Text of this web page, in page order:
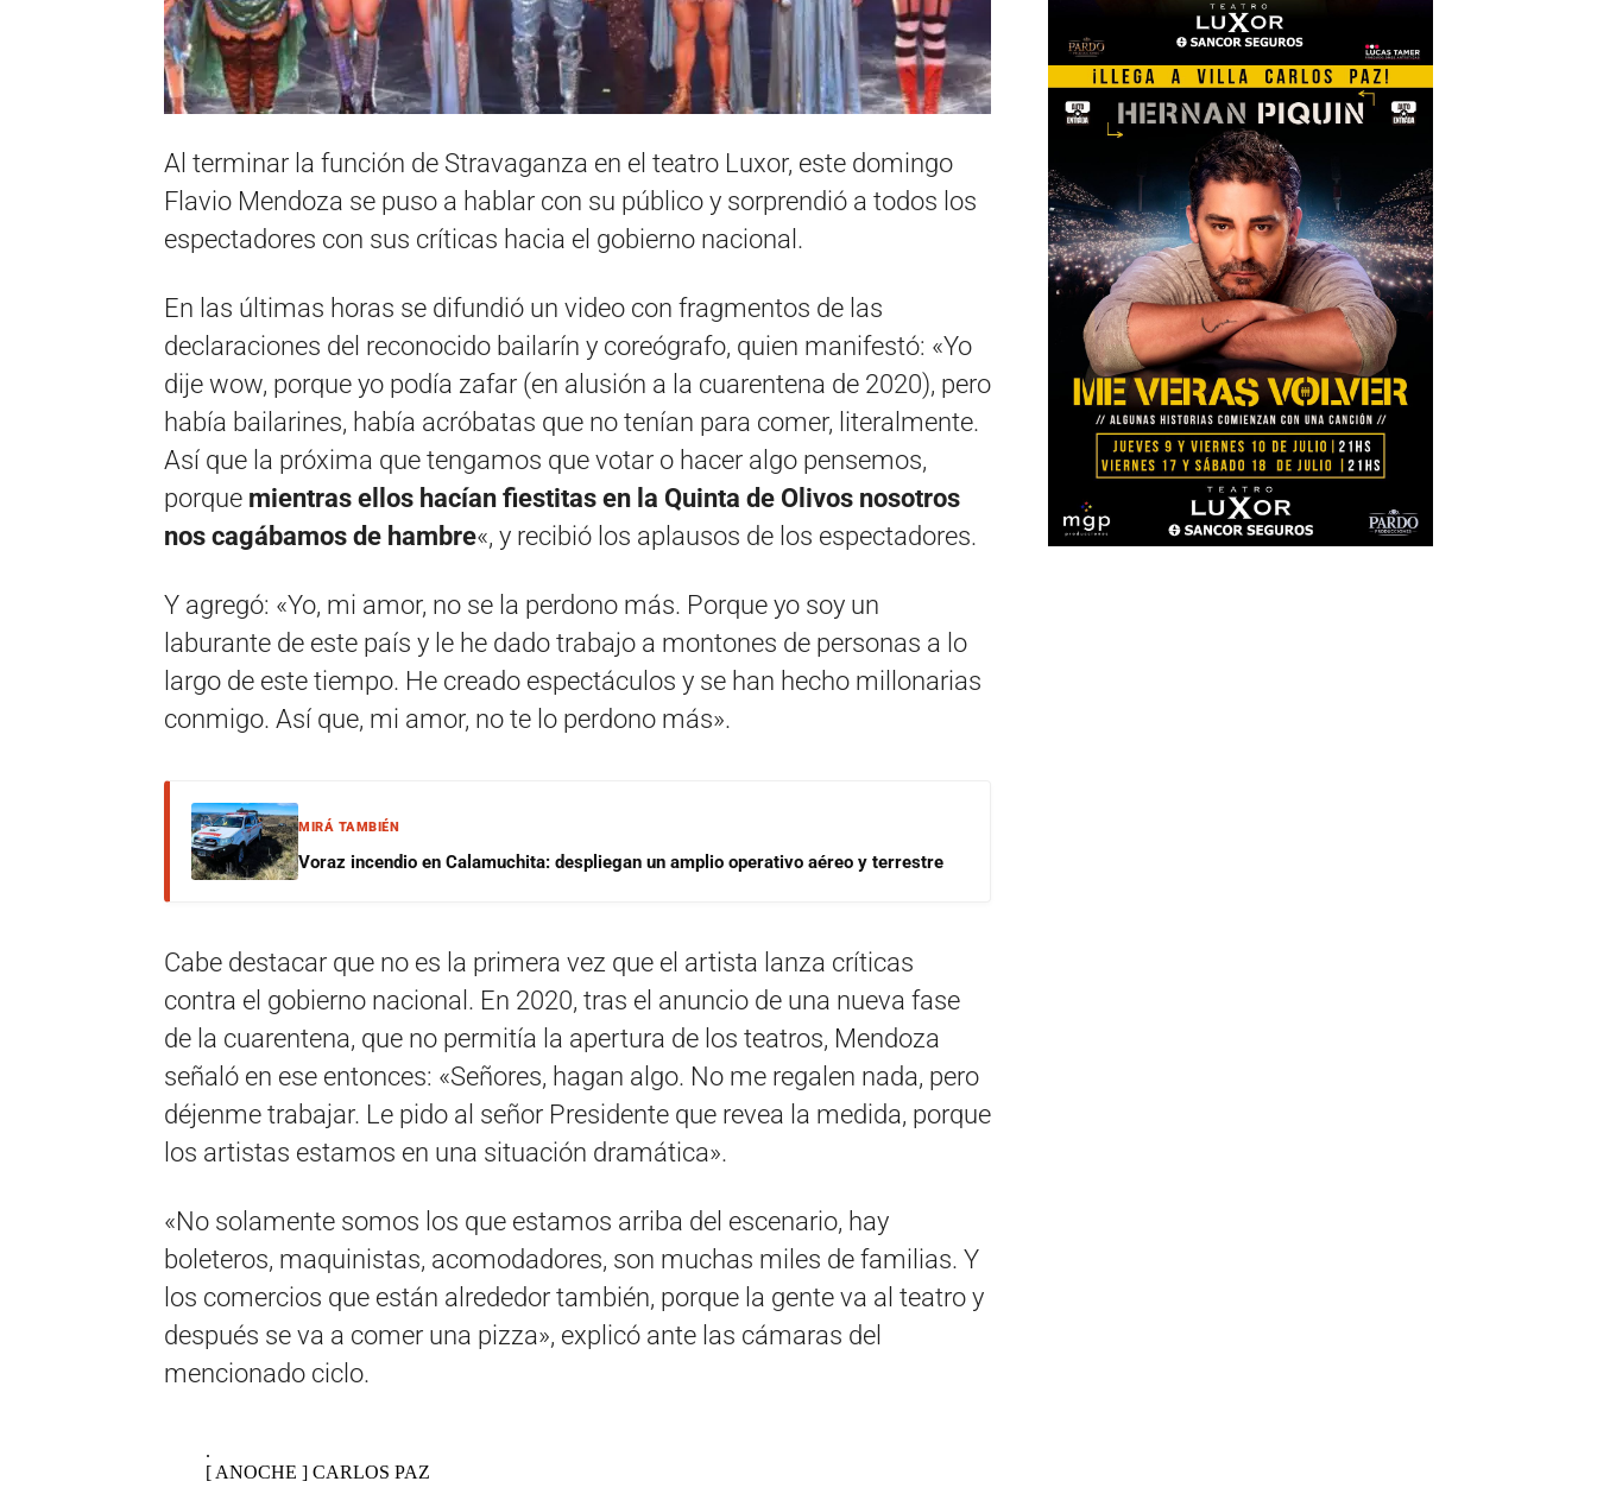
Al terminar la función de Stravaganza en el teatro Luxor, este domingo
Flavio Mendoza se puso a hablar con su público y sorprendió a todos los
espectadores con sus críticas hacia el gobierno nacional.
En las últimas horas se difundió un video con fragmentos de las
declaraciones del reconocido bailarín y coreógrafo, quien manifestó: «Yo
dije wow, porque yo podía zafar (en alusión a la cuarentena de 2020), pero
había bailarines, había acróbatas que no tenían para comer, literalmente.
Así que la próxima que tengamos que votar o hacer algo pensemos,
porque mientras ellos hacían fiestitas en la Quinta de Olivos nosotros
nos cagábamos de hambre«, y recibió los aplausos de los espectadores.
Y agregó: «Yo, mi amor, no se la perdono más. Porque yo soy un
laburante de este país y le he dado trabajo a montones de personas a lo
largo de este tiempo. He creado espectáculos y se han hecho millonarias
conmigo. Así que, mi amor, no te lo perdono más».
MIRÁ TAMBIÉN
Voraz incendio en Calamuchita: despliegan un amplio operativo aéreo y terrestre
Cabe destacar que no es la primera vez que el artista lanza críticas
contra el gobierno nacional. En 2020, tras el anuncio de una nueva fase
de la cuarentena, que no permitía la apertura de los teatros, Mendoza
señaló en ese entonces: «Señores, hagan algo. No me regalen nada, pero
déjenme trabajar. Le pido al señor Presidente que revea la medida, porque
los artistas estamos en una situación dramática».
«No solamente somos los que estamos arriba del escenario, hay
boleteros, maquinistas, acomodadores, son muchas miles de familias. Y
los comercios que están alrededor también, porque la gente va al teatro y
después se va a comer una pizza», explicó ante las cámaras del
mencionado ciclo.
.
[ ANOCHE ] CARLOS PAZ